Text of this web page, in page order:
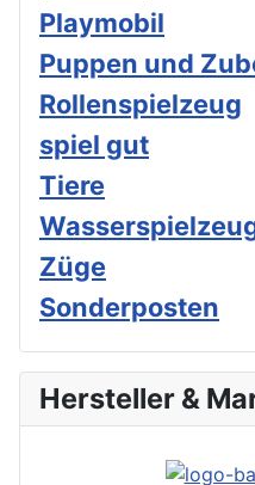
Playmobil
Puppen und
Rollenspielzeug
spiel gut
Tiere
Züge
Sonderposten
Hersteller &